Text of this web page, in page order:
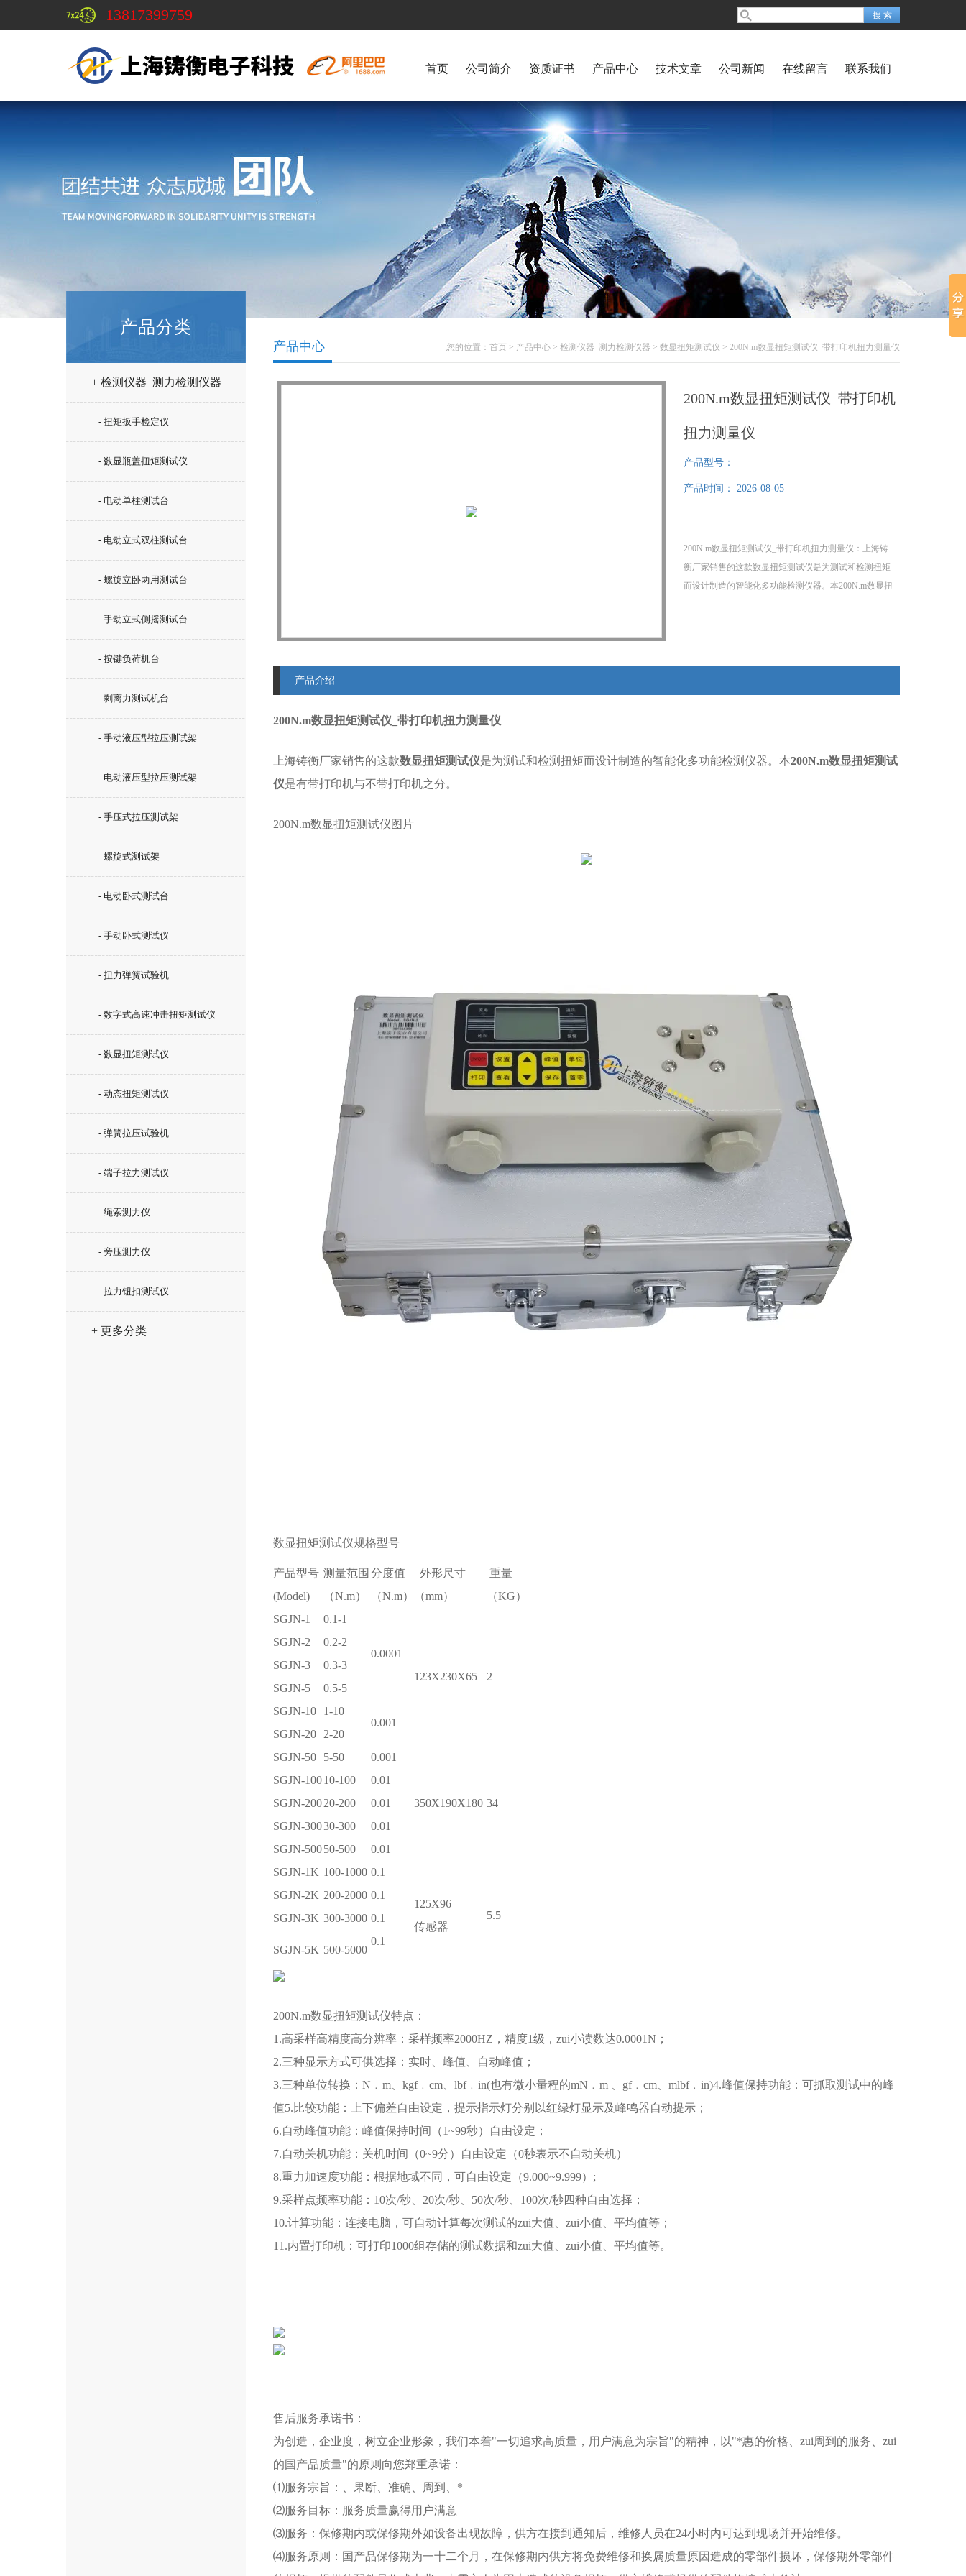
13817399759
首页 公司简介 资质证书 产品中心 技术文章 公司新闻 在线留言 联系我们
产品分类
+ 检测仪器_测力检测仪器
- 扭矩扳手检定仪
- 数显瓶盖扭矩测试仪
- 电动单柱测试台
- 电动立式双柱测试台
- 螺旋立卧两用测试台
- 手动立式侧摇测试台
- 按键负荷机台
- 剥离力测试机台
- 手动液压型拉压测试架
- 电动液压型拉压测试架
- 手压式拉压测试架
- 螺旋式测试架
- 电动卧式测试台
- 手动卧式测试仪
- 扭力弹簧试验机
- 数字式高速冲击扭矩测试仪
- 数显扭矩测试仪
- 动态扭矩测试仪
- 弹簧拉压试验机
- 端子拉力测试仪
- 绳索测力仪
- 旁压测力仪
- 拉力钮扣测试仪
+ 更多分类
您的位置： 首页 > 产品中心 > 检测仪器_测力检测仪器 > 数显扭矩测试仪 > 200N.m数显扭矩测试仪_带打印机扭力测量仪
产品中心
200N.m数显扭矩测试仪_带打印机
扭力测量仪
产品型号：
产品时间： 2026-08-05
200N.m数显扭矩测试仪_带打印机扭力测量仪：上海铸
衡厂家销售的这款数显扭矩测试仪是为测试和检测扭矩
而设计制造的智能化多功能检测仪器。本200N.m数显扭
产品介绍
200N.m数显扭矩测试仪_带打印机扭力测量仪
上海铸衡厂家销售的这款数显扭矩测试仪是为测试和检测扭矩而设计制造的智能化多功能检测仪器。本200N.m数显扭矩测试
仪是有带打印机与不带打印机之分。
200N.m数显扭矩测试仪图片
数显扭矩测试仪规格型号
产品型号
(Model)
测量范围
（N.m）
分度值
（N.m）
外形尺寸
（mm）
重量
（KG）
SGJN-1
0.1-1
0.0001
123X230X65
2
SGJN-2
0.2-2
SGJN-3
0.3-3
SGJN-5
0.5-5
SGJN-10
1-10
0.001
SGJN-20
2-20
SGJN-50
5-50 0.001
350X190X180 34
SGJN-10010-100
0.01
SGJN-20020-200
0.01
SGJN-30030-300
0.01
SGJN-50050-500
0.01
SGJN-1K 100-1000 0.1
125X96
传感器
5.5
SGJN-2K 200-2000 0.1
SGJN-3K 300-3000 0.1
SGJN-5K 500-5000
0.1
200N.m数显扭矩测试仪特点：
1.高采样高精度高分辨率：采样频率2000HZ，精度1级，zui小读数达0.0001N；
2.三种显示方式可供选择：实时、峰值、自动峰值；
3.三种单位转换：N﹒m、kgf﹒cm、lbf﹒in(也有微小量程的mN﹒m 、gf﹒cm、mlbf﹒in)4.峰值保持功能：可抓取测试中的峰
值5.比较功能：上下偏差自由设定，提示指示灯分别以红绿灯显示及峰鸣器自动提示；
6.自动峰值功能：峰值保持时间（1~99秒）自由设定；
7.自动关机功能：关机时间（0~9分）自由设定（0秒表示不自动关机）
8.重力加速度功能：根据地域不同，可自由设定（9.000~9.999）;
9.采样点频率功能：10次/秒、20次/秒、50次/秒、100次/秒四种自由选择；
10.计算功能：连接电脑，可自动计算每次测试的zui大值、zui小值、平均值等；
11.内置打印机：可打印1000组存储的测试数据和zui大值、zui小值、平均值等。
售后服务承诺书：
为创造，企业度，树立企业形象，我们本着"一切追求高质量，用户满意为宗旨"的精神，以"*惠的价格、zui周到的服务、zui
的国产品质量"的原则向您郑重承诺：
⑴服务宗旨：、果断、准确、周到、*
⑵服务目标：服务质量赢得用户满意
⑶服务：保修期内或保修期外如设备出现故障，供方在接到通知后，维修人员在24小时内可达到现场并开始维修。
⑷服务原则：国产品保修期为一十二个月，在保修期内供方将免费维修和换属质量原因造成的零部件损坏，保修期外零部件